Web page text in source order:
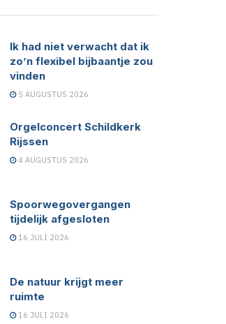
Ik had niet verwacht dat ik
zo’n flexibel bijbaantje zou
vinden
5 AUGUSTUS 2026
Orgelconcert Schildkerk
Rijssen
4 AUGUSTUS 2026
Spoorwegovergangen
tijdelijk afgesloten
16 JULI 2026
De natuur krijgt meer
ruimte
16 JULI 2026